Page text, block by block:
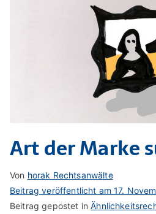
Art der Marke
Von horak Rechtsanwälte
Beitrag veröffentlicht am17.
Beitrag gepostet in